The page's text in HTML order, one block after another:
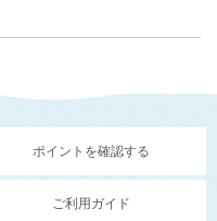
ポイントを確認する
ご利用ガイド